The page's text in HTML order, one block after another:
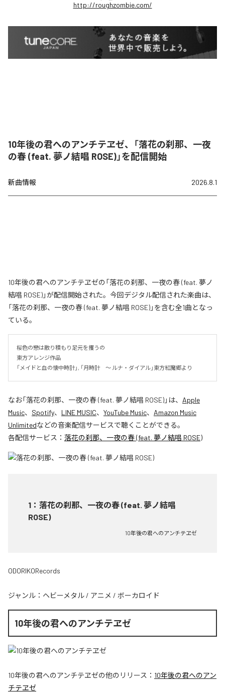
http://roughzombie.com/
10年後の君へのアンチテヱゼ、「落花の刹那、一夜
の春 (feat. 夢ノ結唱 ROSE)」を配信開始
新曲情報 2026.8.1
10年後の君へのアンチテヱゼの「落花の刹那、一夜の春 (feat. 夢ノ
結唱 ROSE)」が配信開始された。今回デジタル配信された楽曲は、
「落花の刹那、一夜の春 (feat. 夢ノ結唱 ROSE)」を含む全1曲となっ
ている。
桜色の戀は散り積もり足元を攫うの
東方アレンジ作品
「メイドと血の懐中時計」, 「月時計　～ ルナ・ダイアル」東方紅魔郷より
なお「落花の刹那、一夜の春 (feat. 夢ノ結唱 ROSE)」は、 Apple
Music、 Spotify、 LINE MUSIC、 YouTube Music、 Amazon Music
Unlimitedなどの音楽配信サービスで聴くことができる。
各配信サービス： 落花の刹那、一夜の春 (feat. 夢ノ結唱 ROSE)
1 ： 落花の刹那、一夜の春 (feat. 夢ノ結唱
ROSE)
10年後の君へのアンチテヱゼ
ODORIKORecords
ジャンル： ヘビーメタル / アニメ / ボーカロイド
10年後の君へのアンチテヱゼ
10年後の君へのアンチテヱゼの他のリリース： 10年後の君へのアン
チテヱゼ